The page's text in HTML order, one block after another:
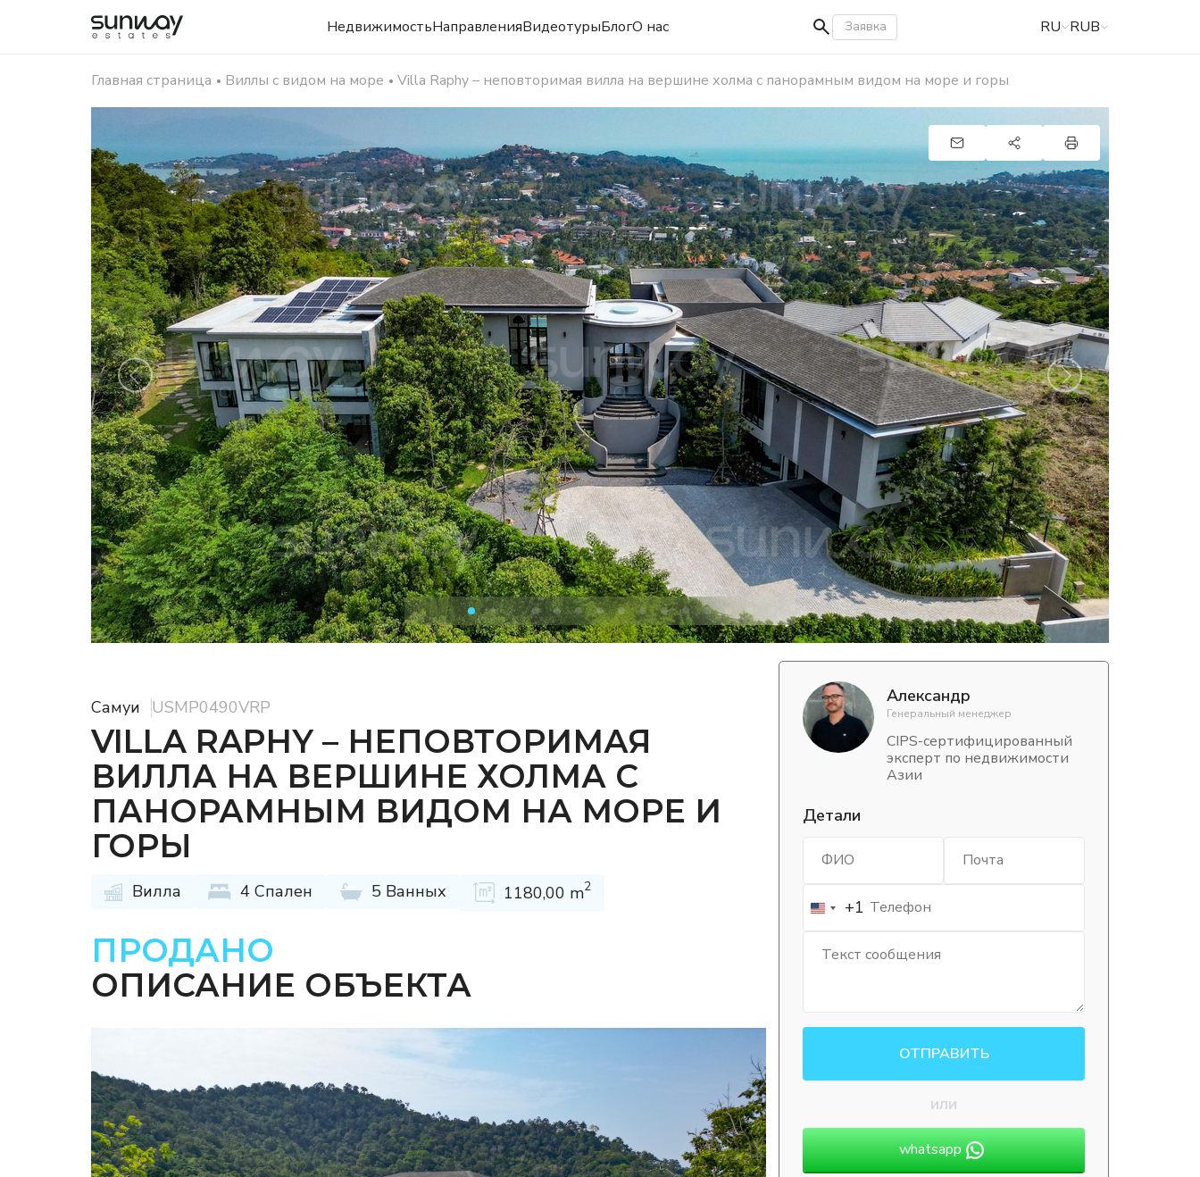
НедвижимостьНаправленияВидеотурыБлогО нас Заявка RU RUB
Главная страница Виллы с видом на море Villa Raphy – неповторимая вилла на вершине холма с панорамным видом на море и горы
Самуи USMP0490VRP
VILLA RAPHY – НЕПОВТОРИМАЯ
ВИЛЛА НА ВЕРШИНЕ ХОЛМА С
ПАНОРАМНЫМ ВИДОМ НА МОРЕ И
ГОРЫ
Вилла 4 Спален 5 Ванных 1180,00 m2
ПРОДАНО
ОПИСАНИЕ ОБЪЕКТА
Александр
Генеральный менеджер
CIPS-сертифицированный
эксперт по недвижимости
Азии
Детали
+1
ОТПРАВИТЬ
или
whatsapp